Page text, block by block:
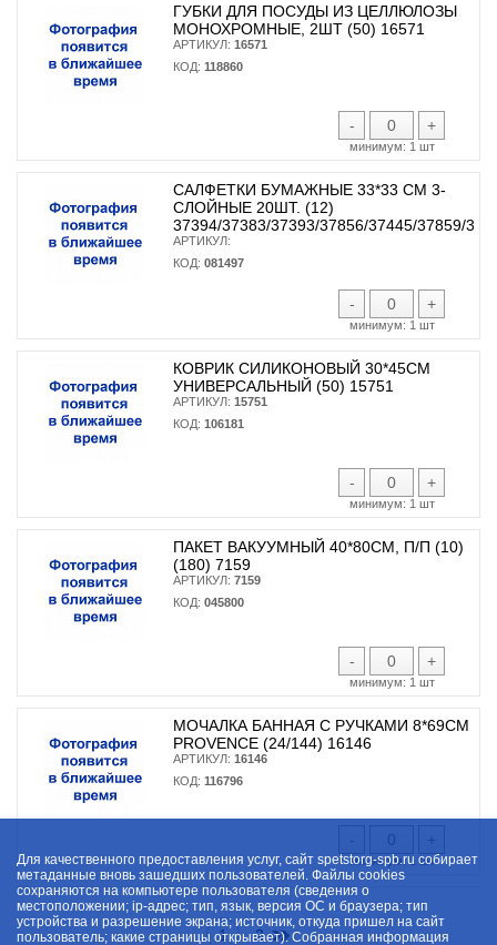
ГУБКИ ДЛЯ ПОСУДЫ ИЗ ЦЕЛЛЮЛОЗЫ
МОНОХРОМНЫЕ, 2ШТ (50) 16571
АРТИКУЛ: 16571
КОД: 118860
- +
минимум: 1 шт
САЛФЕТКИ БУМАЖНЫЕ 33*33 СМ 3-
СЛОЙНЫЕ 20ШТ. (12)
37394/37383/37393/37856/37445/37859/
АРТИКУЛ:
КОД: 081497
- +
минимум: 1 шт
КОВРИК СИЛИКОНОВЫЙ 30*45СМ
УНИВЕРСАЛЬНЫЙ (50) 15751
АРТИКУЛ: 15751
КОД: 106181
- +
минимум: 1 шт
ПАКЕТ ВАКУУМНЫЙ 40*80СМ, П/П (10)
(180) 7159
АРТИКУЛ: 7159
КОД: 045800
- +
минимум: 1 шт
МОЧАЛКА БАННАЯ C РУЧКАМИ 8*69СМ
PROVENCE (24/144) 16146
АРТИКУЛ: 16146
КОД: 116796
- +
минимум:1 шт
1 2
Для качественного предоставления услуг, сайт spetstorg-spb.ru собирает
метаданные вновь зашедших пользователей. Файлы cookies
сохраняются на компьютере пользователя (сведения о
местоположении; ip-адрес; тип, язык, версия ОС и браузера; тип
устройства и разрешение экрана; источник, откуда пришел на сайт
пользователь; какие страницы открывает). Собранная информация